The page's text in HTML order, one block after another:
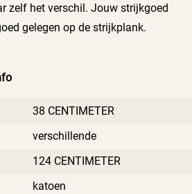
zelf het verschil. Jouw strijkgoed
gelegen op de strijkplank.
38 CENTIMETER
verschillende
124 CENTIMETER
katoen